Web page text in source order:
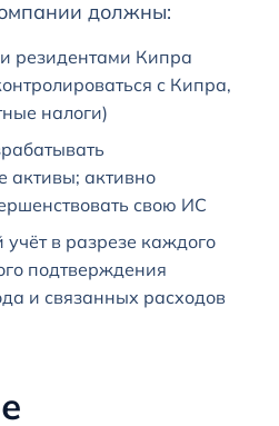
должны:
резидентами Кипра
с Кипра,
налоги)
активы; активно
свою ИС
в разрезе каждого
подтверждения
и связанных расходов